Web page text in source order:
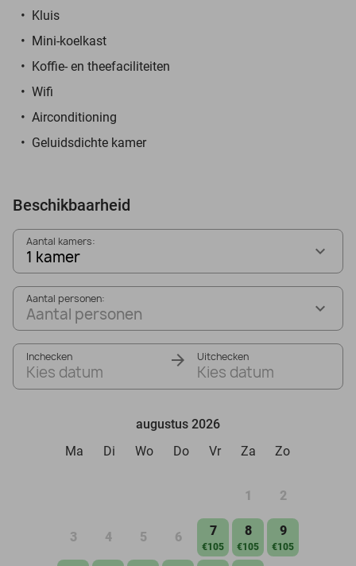
Kluis
Mini-koelkast
Koffie- en theefaciliteiten
Wifi
Airconditioning
Geluidsdichte kamer
Beschikbaarheid
Aantal kamers:
1 kamer
Aantal personen:
Aantal personen
Inchecken
Kies datum
Uitchecken
Kies datum
augustus 2026
Ma
Di Wo Do Vr Za Zo
1 2
3 4 5 6 7
€105
8
€105
9
€105